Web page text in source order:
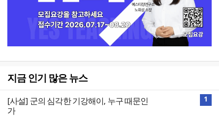
지금 인기 많은 뉴스
[사설] 군의 심각한 기강해이, 누구 때문인
가
1